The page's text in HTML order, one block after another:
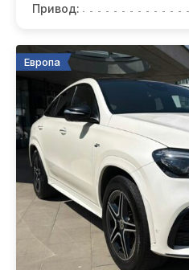
Привод:
Европа